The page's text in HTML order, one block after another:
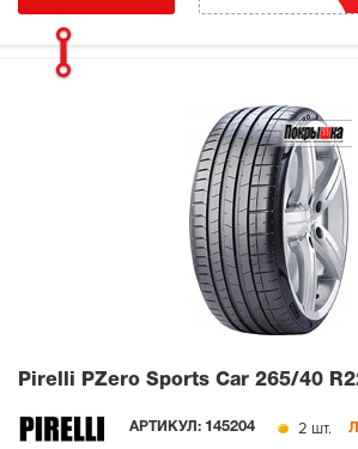
Pirelli PZero Sports Car 265/40
АРТИКУЛ: 145204 2 шт.